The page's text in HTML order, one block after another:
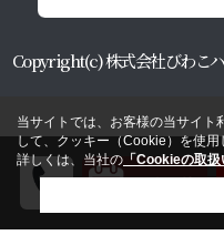
Copyright(c) 株式会社びわこ
当サイトでは、お客様の当サイト
して、クッキー（Cookie）を使用
詳しくは、当社の 「Cookieの取扱